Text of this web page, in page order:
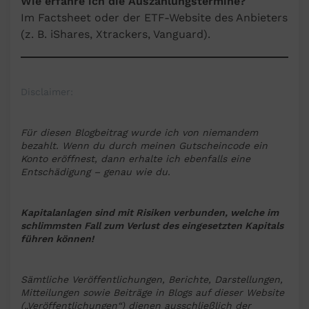
Im Factsheet oder der ETF-Website des Anbieters
(z. B. iShares, Xtrackers, Vanguard).
Disclaimer:
Für diesen Blogbeitrag wurde ich von niemandem
bezahlt. Wenn du durch meinen Gutscheincode ein
Konto eröffnest, dann erhalte ich ebenfalls eine
Entschädigung – genau wie du.
Kapitalanlagen sind mit Risiken verbunden, welche im
schlimmsten Fall zum Verlust des eingesetzten Kapitals
führen können!
Sämtliche Veröffentlichungen, Berichte, Darstellungen,
Mitteilungen sowie Beiträge in Blogs auf dieser Website
(„Veröffentlichungen“) dienen ausschließlich der